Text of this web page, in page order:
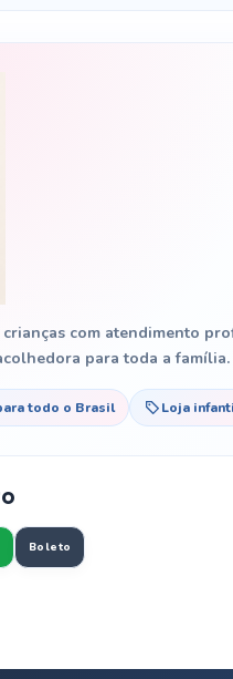
com atendimento
para toda a família.
todo o Brasil Loja
Boleto